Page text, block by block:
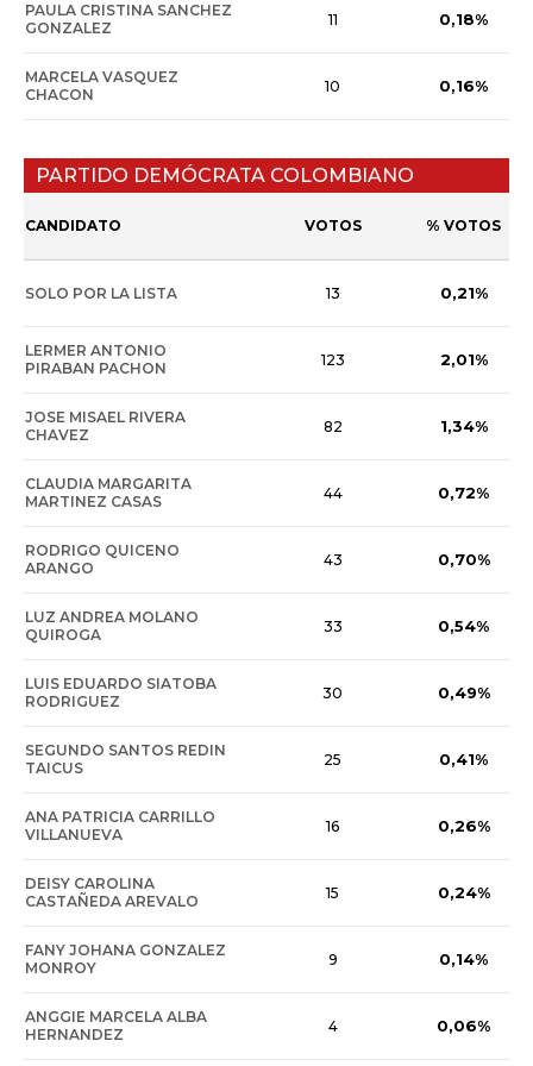
PAULA CRISTINA SANCHEZ
GONZALEZ
11 0,18%
MARCELA VASQUEZ
CHACON
10 0,16%
PARTIDO DEMÓCRATA COLOMBIANO
CANDIDATO VOTOS % VOTOS
SOLO POR LA LISTA 13 0,21%
LERMER ANTONIO
PIRABAN PACHON
123 2,01%
JOSE MISAEL RIVERA
CHAVEZ
82 1,34%
CLAUDIA MARGARITA
MARTINEZ CASAS
44 0,72%
RODRIGO QUICENO
ARANGO
43 0,70%
LUZ ANDREA MOLANO
QUIROGA
33 0,54%
LUIS EDUARDO SIATOBA
RODRIGUEZ
30 0,49%
SEGUNDO SANTOS REDIN
TAICUS
25 0,41%
ANA PATRICIA CARRILLO
VILLANUEVA
16 0,26%
DEISY CAROLINA
CASTAÑEDA AREVALO
15 0,24%
FANY JOHANA GONZALEZ
MONROY
9 0,14%
ANGGIE MARCELA ALBA
HERNANDEZ
4 0,06%